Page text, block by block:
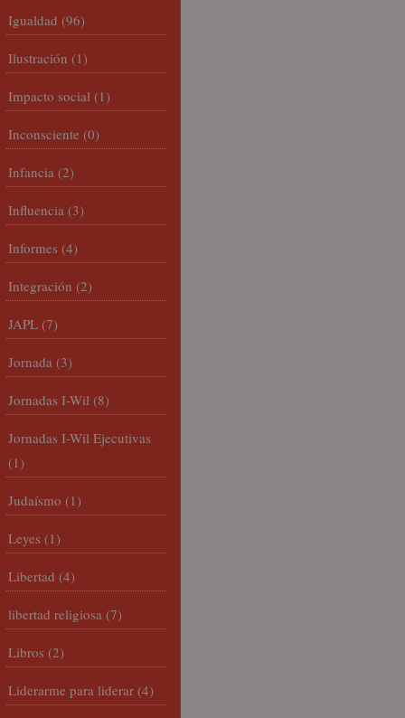
Igualdad (96)
Ilustración (1)
Impacto social (1)
Inconsciente (0)
Infancia (2)
Influencia (3)
Informes (4)
Integración (2)
JAPL (7)
Jornada (3)
Jornadas I-Wil (8)
Jornadas I-Wil Ejecutivas
(1)
Judaísmo (1)
Leyes (1)
Libertad (4)
libertad religiosa (7)
Libros (2)
Liderarme para liderar (4)